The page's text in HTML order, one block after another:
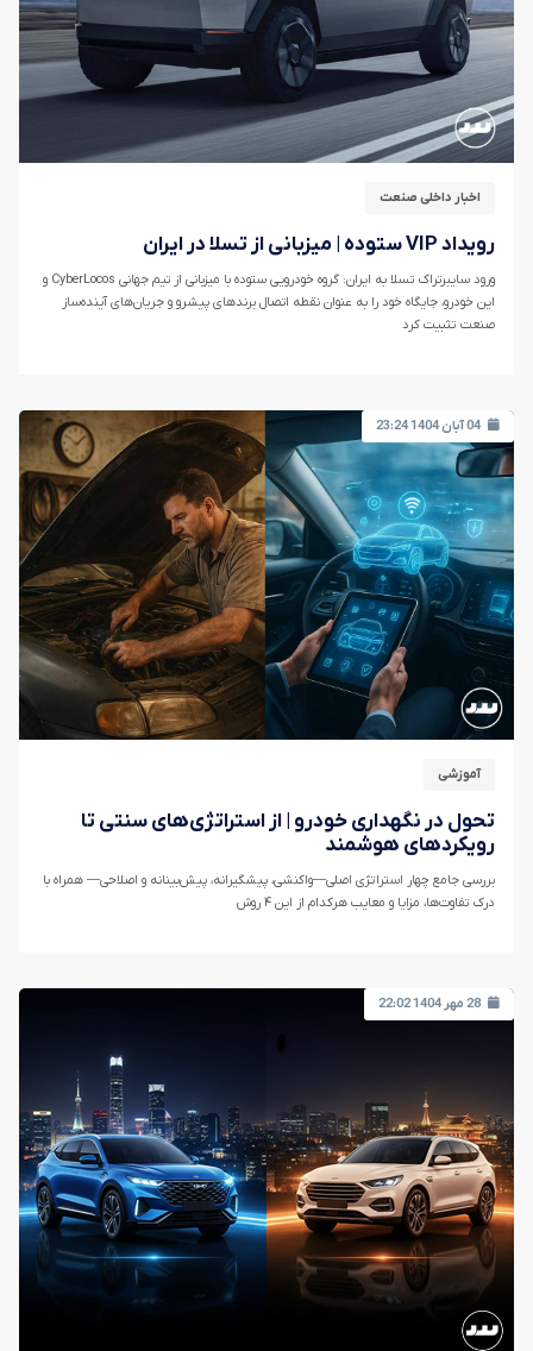
اخبار داخلی صنعت
رویداد VIP ستوده | میزبانی از تسلا در ایران
ورود سایبرتراک تسلا به ایران: گروه خودرویی ستوده با میزبانی از تیم جهانی CyberLocos و
این خودرو، جایگاه خود را به عنوان نقطه اتصال برندهای پیشرو و جریان‌های آینده‌ساز
صنعت تثبیت کرد
آموزشی
تحول در نگهداری خودرو | از استراتژی‌های سنتی تا
رویکردهای هوشمند
بررسی جامع چهار استراتژی اصلی—واکنشی، پیشگیرانه، پیش‌بینانه و اصلاحی— همراه با
درک تفاوت‌ها، مزایا و معایب هرکدام از این ۴ روش